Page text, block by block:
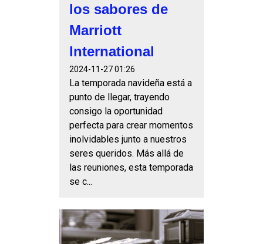
los sabores de
Marriott
International
2024-11-27 01:26
La temporada navideña está a
punto de llegar, trayendo
consigo la oportunidad
perfecta para crear momentos
inolvidables junto a nuestros
seres queridos. Más allá de
las reuniones, esta temporada
se c...